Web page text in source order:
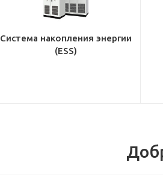
Система накопления энергии
(ESS)